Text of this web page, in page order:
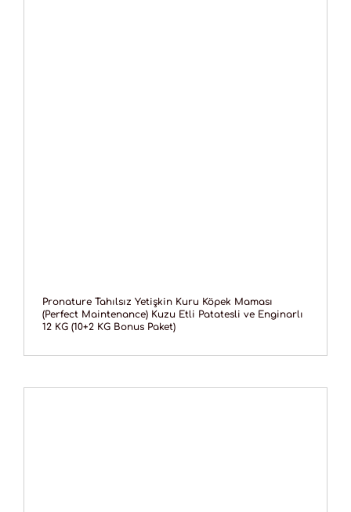
Pronature Tahılsız Yetişkin Kuru Köpek Maması
(Perfect Maintenance) Kuzu Etli Patatesli ve Enginarlı
12 KG (10+2 KG Bonus Paket)